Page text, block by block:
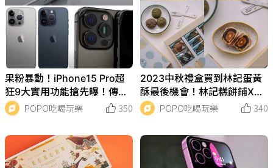
果粉暴動！iPhone15 Pro超
狂9大實用功能搶先曝！傳推
出新色鈦金灰、全新觸控按
鈕⋯準備換手機了？
POPO吃喝玩樂 350
2023中秋禮盒買到林記蛋黃
酥最後機會！林記糕餅鋪XC
a’bow Pastry聯名，銷魂蛋黃
酥＋麻糬曲奇這邊預購！
POPO吃喝玩樂 340